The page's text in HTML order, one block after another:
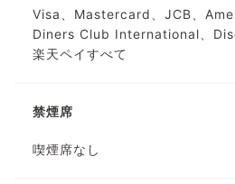
Visa、Mastercard、JCB、
Diners Club International、
楽天ペイすべて
禁煙席
喫煙席なし